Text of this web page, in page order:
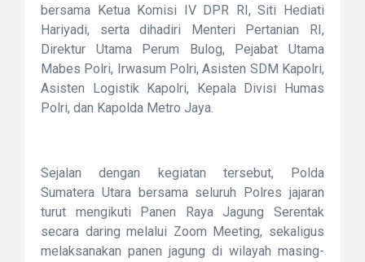
bersama Ketua Komisi IV DPR RI, Siti Hediati
Hariyadi, serta dihadiri Menteri Pertanian RI,
Direktur Utama Perum Bulog, Pejabat Utama
Mabes Polri, Irwasum Polri, Asisten SDM Kapolri,
Asisten Logistik Kapolri, Kepala Divisi Humas
Polri, dan Kapolda Metro Jaya.
Sejalan dengan kegiatan tersebut, Polda
Sumatera Utara bersama seluruh Polres jajaran
turut mengikuti Panen Raya Jagung Serentak
secara daring melalui Zoom Meeting, sekaligus
melaksanakan panen jagung di wilayah masing-